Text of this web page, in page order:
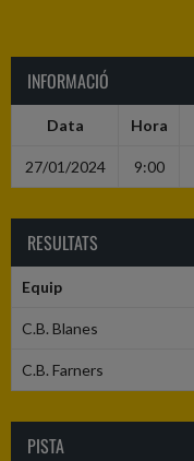
INFORMACIÓ
Data Hora
27/01/2024 9:00
RESULTATS
Equip
C.B. Blanes
C.B. Farners
PISTA